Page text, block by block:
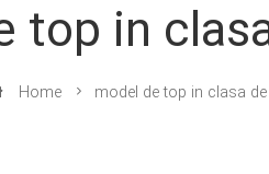
top in
Home model de top in clasa